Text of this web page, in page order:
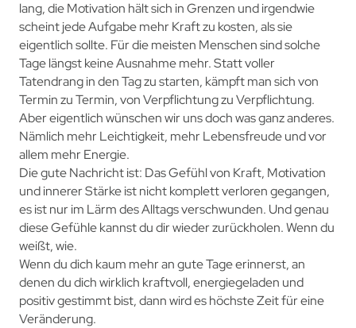
lang, die Motivation hält sich in Grenzen und irgendwie
scheint jede Aufgabe mehr Kraft zu kosten, als sie
eigentlich sollte. Für die meisten Menschen sind solche
Tage längst keine Ausnahme mehr. Statt voller
Tatendrang in den Tag zu starten, kämpft man sich von
Termin zu Termin, von Verpflichtung zu Verpflichtung.
Aber eigentlich wünschen wir uns doch was ganz anderes.
Nämlich mehr Leichtigkeit, mehr Lebensfreude und vor
allem mehr Energie.
Die gute Nachricht ist: Das Gefühl von Kraft, Motivation
und innerer Stärke ist nicht komplett verloren gegangen,
es ist nur im Lärm des Alltags verschwunden. Und genau
diese Gefühle kannst du dir wieder zurückholen. Wenn du
weißt, wie.
Wenn du dich kaum mehr an gute Tage erinnerst, an
denen du dich wirklich kraftvoll, energiegeladen und
positiv gestimmt bist, dann wird es höchste Zeit für eine
Veränderung.